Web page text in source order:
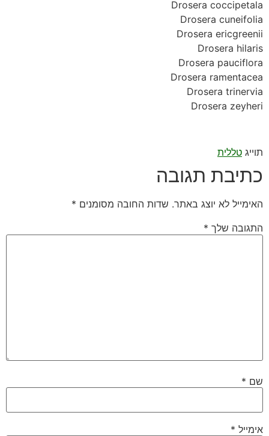
Drosera coccipetala
Drosera cuneifolia
Drosera ericgreenii
Drosera hilaris
Drosera pauciflora
Drosera ramentacea
Drosera trinervia
Drosera zeyheri
תוייג טללית
כתיבת תגובה
האימייל לא יוצג באתר. שדות החובה מסומנים *
התגובה שלך *
שם *
אימייל *